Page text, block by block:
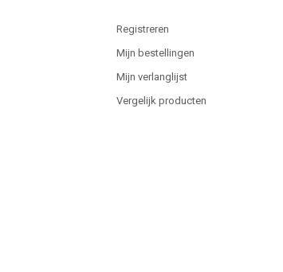
Registreren
Mijn bestellingen
Mijn verlanglijst
Vergelijk producten